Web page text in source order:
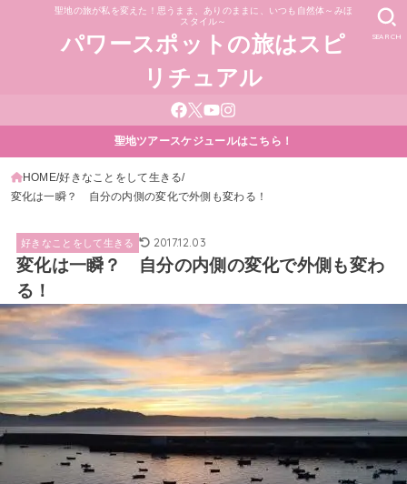
聖地の旅が私を変えた！思うまま、ありのままに、いつも自然体～みほ
スタイル～
パワースポットの旅はスピ
リチュアル
SEARCH
聖地ツアースケジュールはこちら！
HOME 好きなことをして生きる
変化は一瞬？ 自分の内側の変化で外側も変わる！
好きなことをして生きる 2017.12.03
変化は一瞬？ 自分の内側の変化で外側も変わ
る！